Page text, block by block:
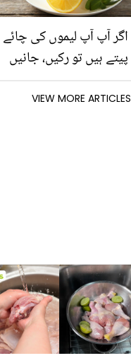
اگر آپ آپ لیموں کی چائے
پیتے ہیں تو رکیں، جانیں
بنانے کا صحیح طریقہ
VIEW MORE ARTICLES